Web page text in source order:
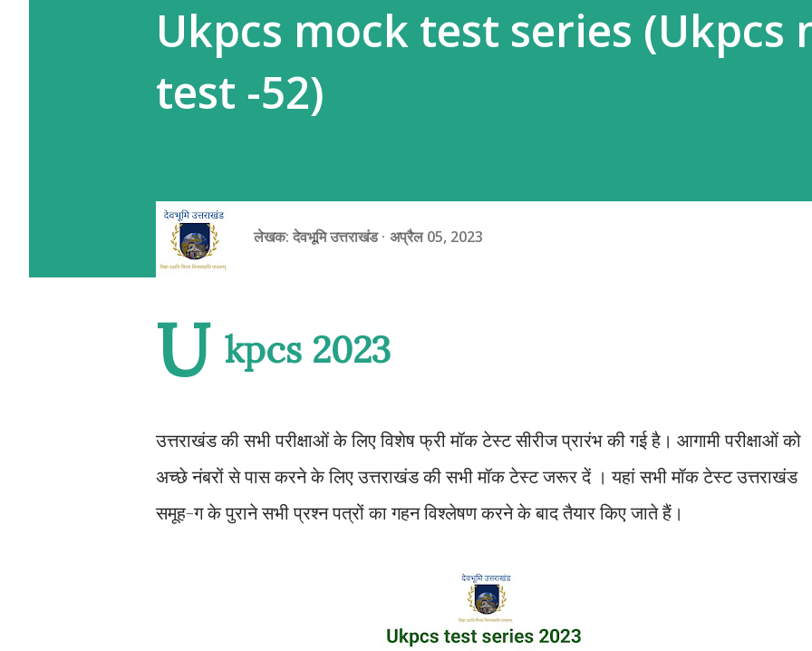
Ukpcs mock test series (Ukpcs
test -52)
लेखक: देवभूमि उत्तराखंड अप्रैल 05, 2023
U kpcs 2023
उत्तराखंड की सभी परीक्षाओं के लिए विशेष फ्री मॉक टेस्ट सीरीज प्रारंभ की गई है। आगामी परीक्षाओं को
अच्छे नंबरों से पास करने के लिए उत्तराखंड की सभी मॉक टेस्ट जरूर दें । यहां सभी मॉक टेस्ट उत्तराखंड
समूह-ग के पुराने सभी प्रश्न पत्रों का गहन विश्लेषण करने के बाद तैयार किए जाते हैं।